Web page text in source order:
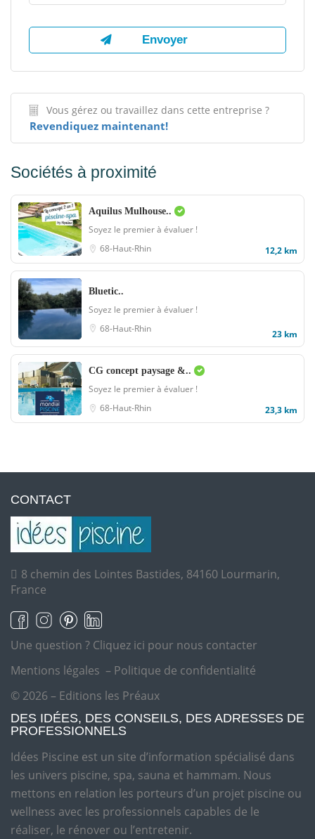
Vous gérez ou travaillez dans cette entreprise ?
Revendiquez maintenant!
Sociétés à proximité
Aquilus Mulhouse..
Soyez le premier à évaluer !
68-Haut-Rhin
12,2 km
Bluetic..
Soyez le premier à évaluer !
68-Haut-Rhin
23 km
CG concept paysage &..
Soyez le premier à évaluer !
68-Haut-Rhin
23,3 km
CONTACT
8 chemin des Lointes Bastides, 84160 Lourmarin,
France
Une question ? Cliquez ici pour nous contacter
Mentions légales – Politique de confidentialité
© 2026 – Editions les Préaux
DES IDÉES, DES CONSEILS, DES ADRESSES DE
PROFESSIONNELS
Idées Piscine est un site d’information spécialisé dans
les univers piscine, spa, sauna et hammam. Nous
mettons en relation les porteurs d’un projet piscine ou
wellness avec les professionnels capables de le
réaliser, le rénover ou l’entretenir.